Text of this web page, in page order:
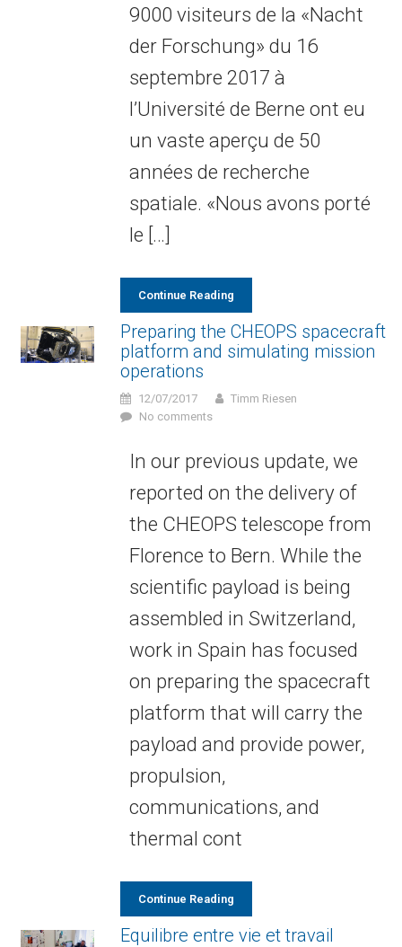
9000 visiteurs de la «Nacht
der Forschung» du 16
septembre 2017 à
l’Université de Berne ont eu
un vaste aperçu de 50
années de recherche
spatiale. «Nous avons porté
le […]
Continue Reading
Preparing the CHEOPS spacecraft
platform and simulating mission
operations
12/07/2017
Timm Riesen
No comments
In our previous update, we
reported on the delivery of
the CHEOPS telescope from
Florence to Bern. While the
scientific payload is being
assembled in Switzerland,
work in Spain has focused
on preparing the spacecraft
platform that will carry the
payload and provide power,
propulsion,
communications, and
thermal cont
Continue Reading
Equilibre entre vie et travail